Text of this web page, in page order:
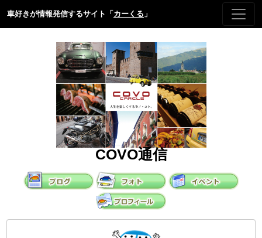
車好きが情報発信するサイト「 カーくる 」
COVO通信